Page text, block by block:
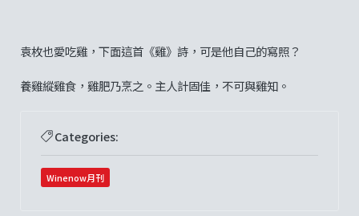
袁枚也愛吃雞，下面這首《雞》詩，可是他自己的寫照？
養雞縱雞食，雞肥乃烹之。主人計固佳，不可與雞知。
Categories:
Winenow月刊